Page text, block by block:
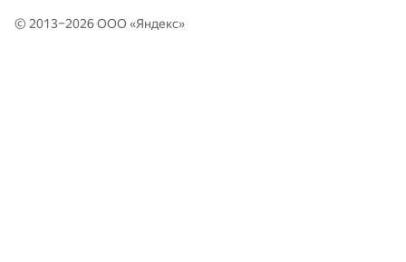
© 2013–2026 ООО «Яндекс»